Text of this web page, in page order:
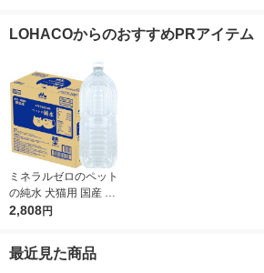
ド 犬 おやつ
菜入り の切れ端 80g
LOHACOからのおすすめPRアイテム
ミネラルゼロのペット
の純水 犬猫用 国産 2L
1ケース（1本×6）森
2,808円
最近見た商品